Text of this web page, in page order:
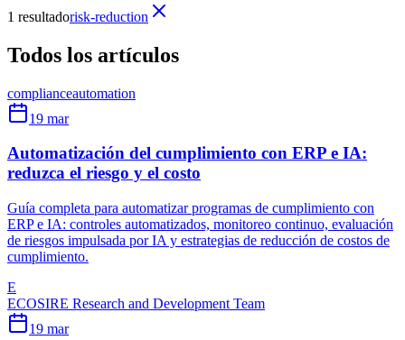
1 resultadorisk-reduction
Todos los artículos
complianceautomation
19 mar
Automatización del cumplimiento con ERP e IA:
reduzca el riesgo y el costo
Guía completa para automatizar programas de cumplimiento con
ERP e IA: controles automatizados, monitoreo continuo, evaluación
de riesgos impulsada por IA y estrategias de reducción de costos de
cumplimiento.
E
ECOSIRE Research and Development Team
19 mar